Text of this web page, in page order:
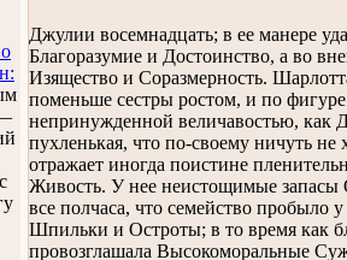
Джулии восемнадцать; в ее манере
Благоразумие и Достоинство, а во
Изящество и Соразмерность.
поменьше сестры ростом, и по
непринужденной величавостью, как
пухленькая, что по-своему ничуть
отражает иногда поистине
Живость. У нее неистощимые запасы
все полчаса, что семейство пробыло
Шпильки и Остроты; в то время как
провозглашала Высокоморальные